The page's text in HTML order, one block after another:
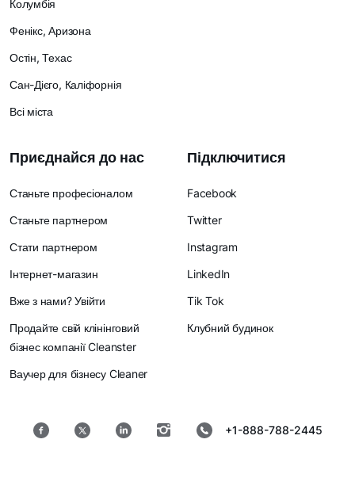
Колумбія
Фенікс, Аризона
Остін, Техас
Сан-Дієго, Каліфорнія
Всі міста
Приєднайся до нас
Станьте професіоналом
Станьте партнером
Стати партнером
Інтернет-магазин
Вже з нами? Увійти
Продайте свій клінінговий
бізнес компанії Cleanster
Ваучер для бізнесу Cleaner
Підключитися
Facebook
Twitter
Instagram
LinkedIn
Tik Tok
Клубний будинок
+1-888-788-2445